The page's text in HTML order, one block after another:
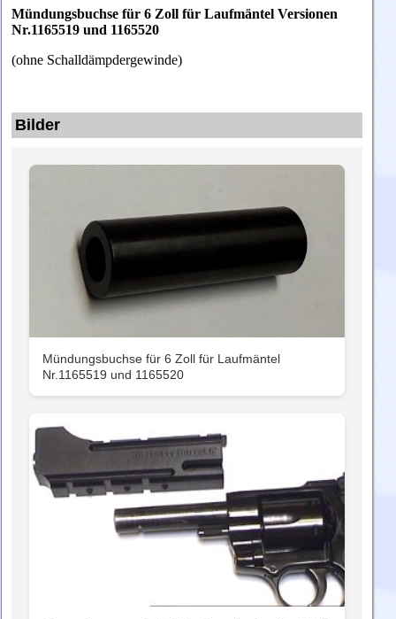
Mündungsbuchse für 6 Zoll für Laufmäntel Versionen
Nr.1165519 und 1165520
(ohne Schalldämpdergewinde)
Bilder
Mündungsbuchse für 6 Zoll für Laufmäntel
Nr.1165519 und 1165520